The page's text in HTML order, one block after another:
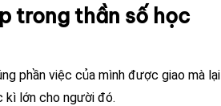
trong thần số học
phần việc của mình được giao mà
kì lớn cho người đó.